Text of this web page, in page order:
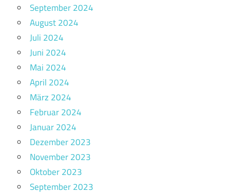
September 2024
August 2024
Juli 2024
Juni 2024
Mai 2024
April 2024
März 2024
Februar 2024
Januar 2024
Dezember 2023
November 2023
Oktober 2023
September 2023